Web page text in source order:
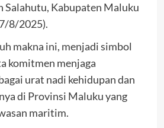
Salahutu, Kabupaten Maluku
8/2025).
makna ini, menjadi simbol
komitmen menjaga
urat nadi kehidupan dan
di Provinsi Maluku yang
maritim.